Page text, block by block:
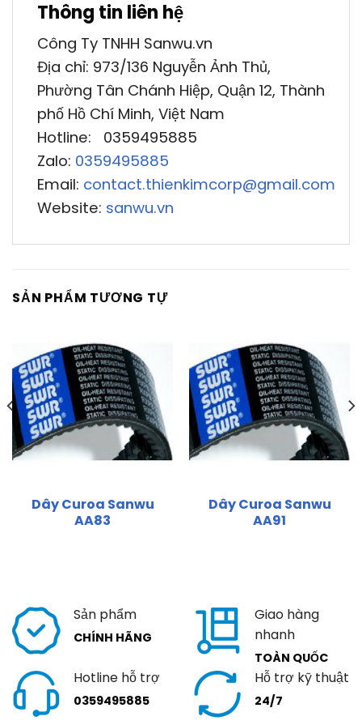
Thông tin liên hệ
Công Ty TNHH Sanwu.vn
Địa chỉ: 973/136 Nguyễn Ảnh Thủ,
Phường Tân Chánh Hiệp, Quận 12, Thành
phố Hồ Chí Minh, Việt Nam
Hotline: 0359495885
Zalo: 0359495885
Email: contact.thienkimcorp@gmail.com
Website: sanwu.vn
SẢN PHẨM TƯƠNG TỰ
Dây Curoa Sanwu
AA83
Dây Curoa Sanwu
AA91
Sản phẩm
CHÍNH HÃNG
Giao hàng
nhanh
TOÀN QUỐC
Hotline hỗ trợ
0359495885
Hỗ trợ kỹ thuật
24/7